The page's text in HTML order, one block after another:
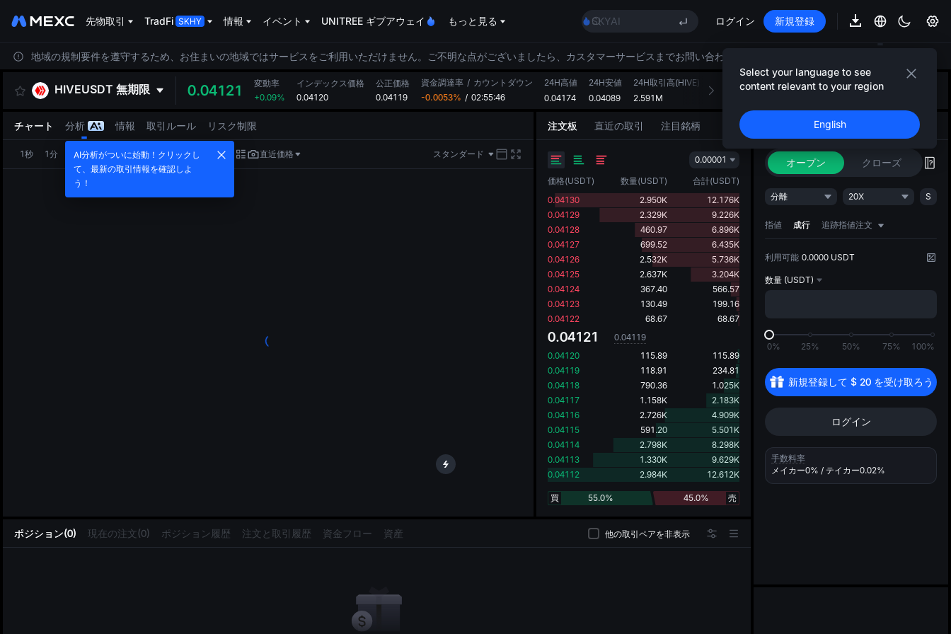
先物取引 TradFi 情報 イベント UNITREE ギブアウェイ もっと見る
SKYAI
ロックアップ期限切れ後もSPCX上昇
AAOI
SKYAI
ロックアップ期限切れ後もSPCX上昇
ログイン 新規登録
Select your language to see
content relevant to your region
English
地域の規制要件を遵守するため、お住まいの地域ではサービスをご利用いただけません。ご不明な点がございましたら、カスタマーサービスまでお問い合わせください。
HIVEUSDT 無期限 0.04121
変動率
+0.09%
インデックス価格
0.04120
公正価格
0.04119
資金調達率 / カウントダウン
-0.0053% / 02:55:45
24H高値
0.04174
24H安値
0.04089
24H取引高(HIVE)
2.591M
24H取引高(USDT)
ポジション(0) 現在の注文(0) ポジション履歴 注文と取引履歴 資金フロー 資産 他の取引ペアを非表示
チャート 分析 情報 取引ルール リスク制限
1秒 1分 5分 15分 1時 4時 1日 直近価格 スタンダード
注文板 直近の取引 注目銘柄
0.00001
価格(USDT) 数量(USDT) 合計(USDT)
0.04130
2.950K
12.176K
0.04129
2.329K
9.226K
0.04128
460.97
6.896K
0.04127
699.52
6.435K
0.04126
2.532K
5.736K
0.04125
2.637K
3.204K
0.04124
367.40
566.57
0.04123
130.49
199.16
0.04122
68.67 68.67
0.04121
0.04119
0.04120
115.89
115.89
0.04119
118.91
234.81
0.04118
790.36
1.025K
0.04117
1.158K
2.183K
0.04116
2.726K
4.909K
0.04115
591.20
5.501K
0.04114
2.798K
8.298K
0.04113
1.330K
9.629K
0.04112
2.984K 12.612K
55.0%
買 45.0% 売
AIストラテジーのご紹介
AIストラテジー
オープン クローズ
分離 20X S
指値 成行 追跡指値注文
利用可能 0.0000 USDT
数量 (USDT)
0% 25% 50% 75% 100%
新規登録して $ 20 を受け取ろう
ログイン
手数料率
メイカー0% / テイカー0.02%
AI分析がついに始動！クリックし
て、最新の取引情報を確認しよ
う！